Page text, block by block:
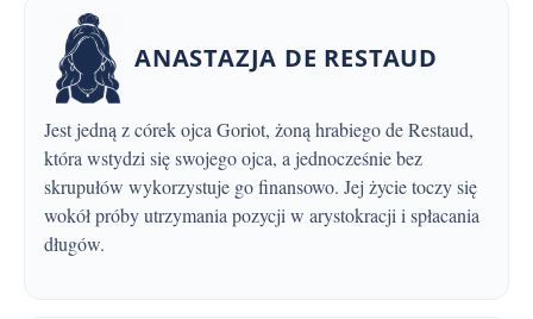
ANASTAZJA DE RESTAUD
Jest jedną z córek ojca Goriot, żoną hrabiego de Restaud,
która wstydzi się swojego ojca, a jednocześnie bez
skrupułów wykorzystuje go finansowo. Jej życie toczy się
wokół próby utrzymania pozycji w arystokracji i spłacania
długów.